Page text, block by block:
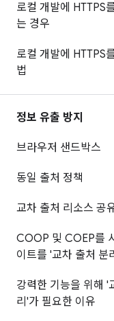
로컬 개발에 HTTPS
는 경우
로컬 개발에 HTTPS
법
정보 유출 방지
브라우저 샌드박스
동일 출처 정책
교차 출처 리소스 공
COOP 및 COEP를
이트를 '교차 출처 분
강력한 기능을 위해 '
리'가 필요한 이유